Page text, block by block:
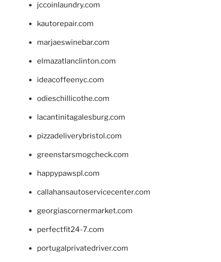
jccoinlaundry.com
kautorepair.com
marjaeswinebar.com
elmazatlanclinton.com
ideacoffeenyc.com
odieschillicothe.com
lacantinitagalesburg.com
pizzadeliverybristol.com
greenstarsmogcheck.com
happypawspl.com
callahansautoservicecenter.com
georgiascornermarket.com
perfectfit24-7.com
portugalprivatedriver.com